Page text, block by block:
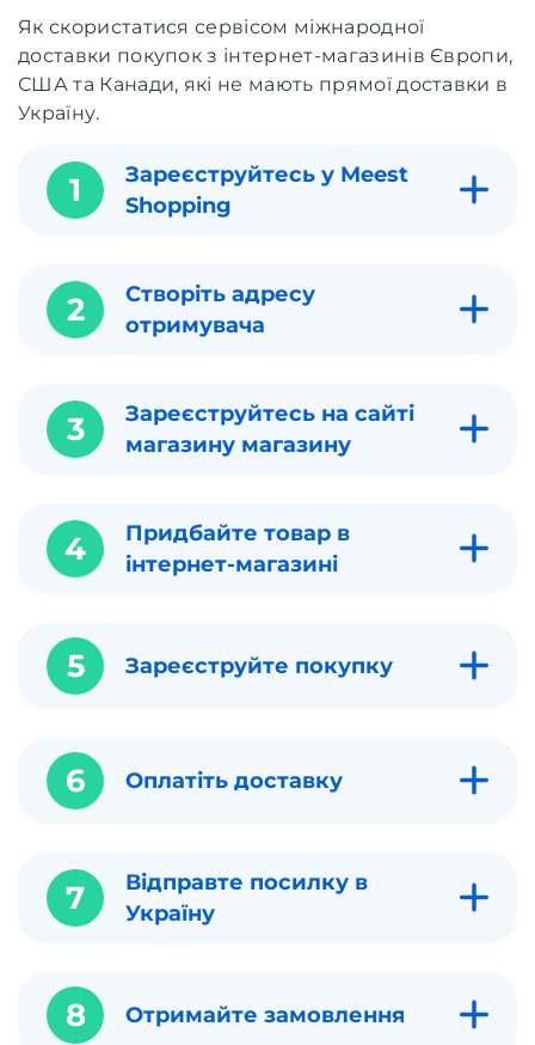
Як скористатися сервісом міжнародної
доставки покупок з інтернет-магазинів Європи,
США та Канади, які не мають прямої доставки в
Україну.
1
Зареєструйтесь у Meest
Shopping
2
Створіть адресу
отримувача
3
Зареєструйтесь на сайті
магазину магазину
4
Придбайте товар в
інтернет-магазині
5 Зареєструйте покупку
6 Оплатіть доставку
7
Відправте посилку в
Україну
8 Отримайте замовлення